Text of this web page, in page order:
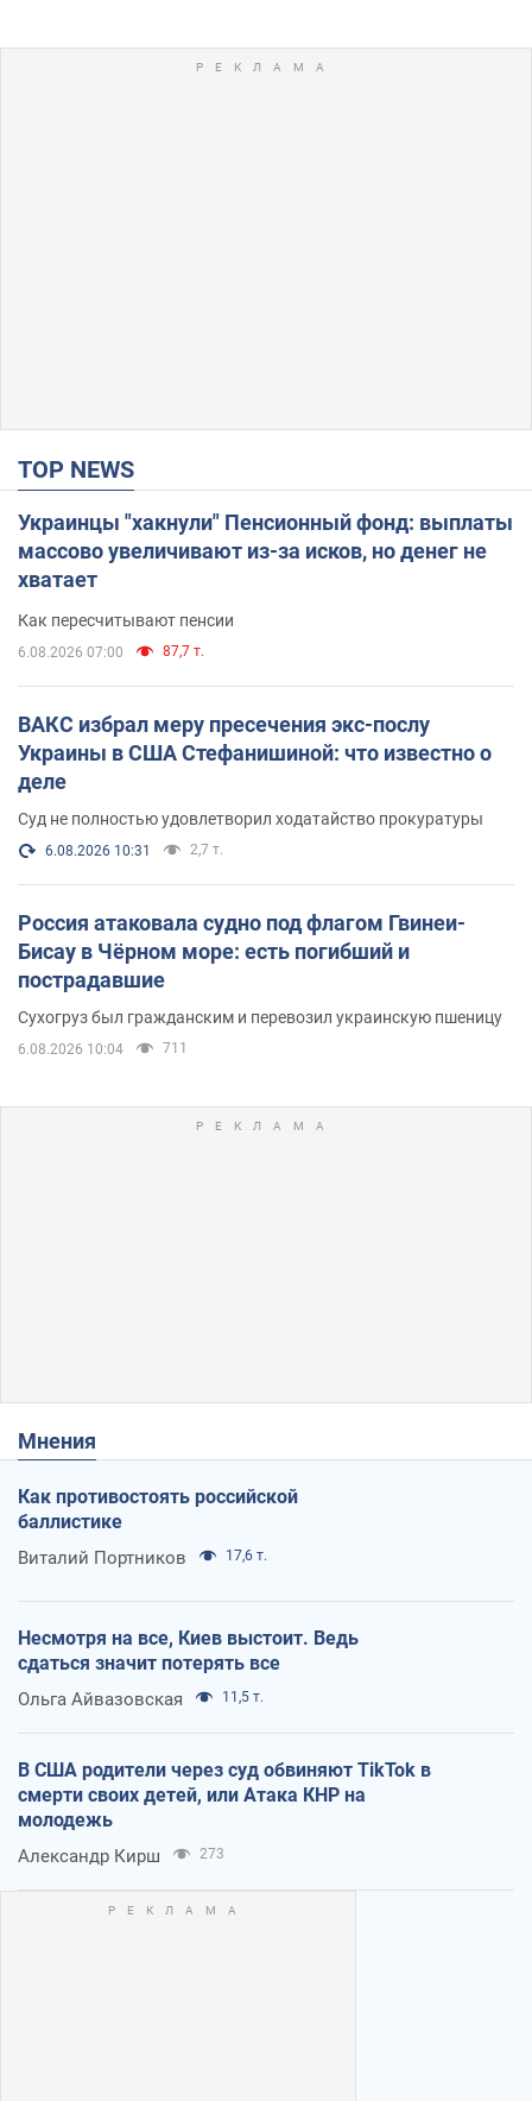
TOP NEWS
Украинцы "хакнули" Пенсионный фонд: выплаты
массово увеличивают из-за исков, но денег не
хватает
Как пересчитывают пенсии
6.08.2026 07:00 87,7 т.
ВАКС избрал меру пресечения экс-послу
Украины в США Стефанишиной: что известно о
деле
Суд не полностью удовлетворил ходатайство прокуратуры
6.08.2026 10:31 2,7 т.
Россия атаковала судно под флагом Гвинеи-
Бисау в Чёрном море: есть погибший и
пострадавшие
Сухогруз был гражданским и перевозил украинскую пшеницу
6.08.2026 10:04 711
Мнения
Как противостоять российской
баллистике
Виталий Портников 17,6 т.
Несмотря на все, Киев выстоит. Ведь
сдаться значит потерять все
Ольга Айвазовская 11,5 т.
В США родители через суд обвиняют TikTok в
смерти своих детей, или Атака КНР на
молодежь
Александр Кирш 273